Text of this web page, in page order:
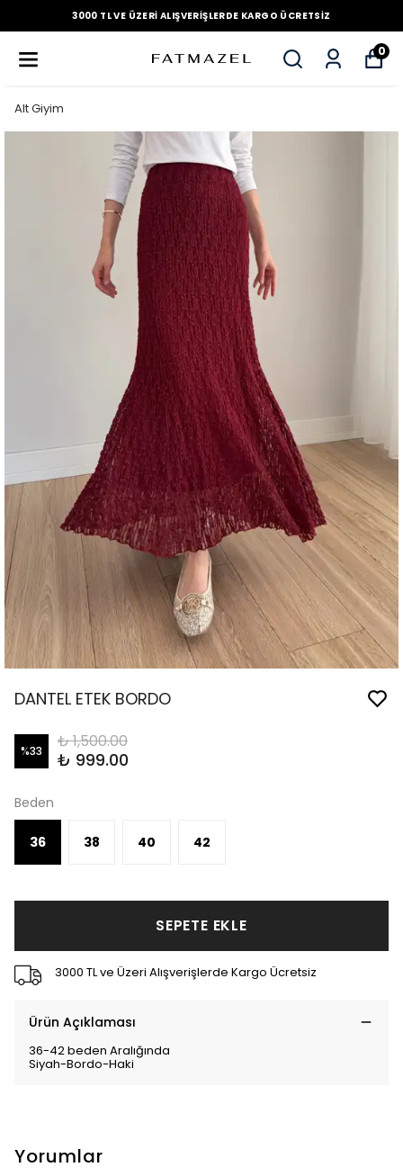
3000 TL VE ÜZERI ALIŞVERIŞLERDE KARGO ÜCRETSIZ
0
Alt Giyim
DANTEL ETEK BORDO
%33 ₺ 1,500.00
₺ 999.00
Beden
36 38 40 42
SEPETE EKLE
3000 TL ve Üzeri Alışverişlerde Kargo Ücretsiz
Ürün Açıklaması
36-42 beden Aralığında
Siyah-Bordo-Haki
Yorumlar